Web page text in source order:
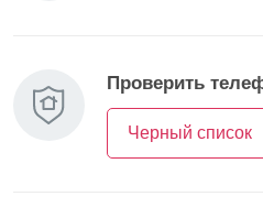
О доме
пассажирский
Проверить
Черный список